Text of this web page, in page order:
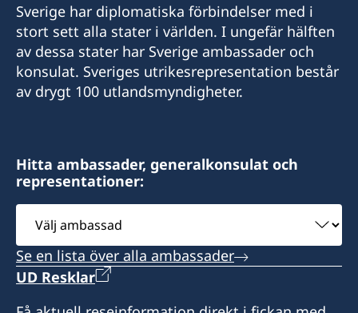
Sverige har diplomatiska förbindelser med i
stort sett alla stater i världen. I ungefär hälften
av dessa stater har Sverige ambassader och
konsulat. Sveriges utrikesrepresentation består
av drygt 100 utlandsmyndigheter.
Hitta ambassader, generalkonsulat och
representationer:
Välj
ambassad
Se en lista över alla ambassader
UD Resklar